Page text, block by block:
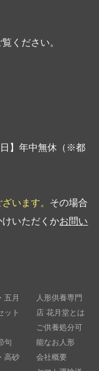
ください。
】年中無休（※都
います。 その場合
けいただくかお問い
五月
ット
句
高砂
人形供養専門
店 花月堂とは
ご供養処分可
能なお人形
会社概要